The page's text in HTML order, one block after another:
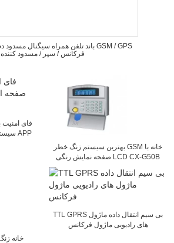
فرکانس / سپر / مسدود کننده
سیستم های هشدار نصب آسان با APP
بهترین سیستم زنگ خطر GSM خانه با
صفحه نمایش رنگی LCD CX-G50B
TTL GPRS بی سیم انتقال داده ماژول
های رادیویی ماژول فرکانس